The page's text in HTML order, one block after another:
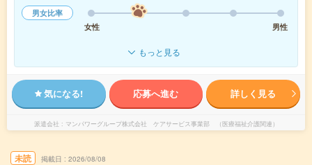
男女比率
女性
男性
もっと見る
気になる! 応募へ進む 詳しく見る
派遣会社 マンパワーグループ株式会社 ケアサービス事業部 （医療福祉介護関連）
未読 掲載日 2026/08/08